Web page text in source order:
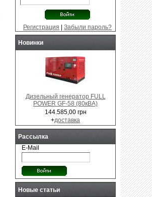
Регистрация |Забыли пароль?
Новинки
Дизельный генератор FULL
POWER GF-58 (80кВА)
144.585,00 грн
+доставка
Рассылка
E-Mail
Новые статьи